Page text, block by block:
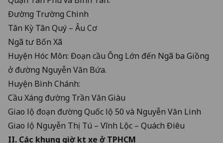
Đường Trường Chinh
Tân Kỳ Tân Quý – Âu Cơ
Ngã tư Bốn Xã
Huyện Hóc Môn: Đoạn cầu Ông Lớn đến Ngã ba Giồng
ở đường Nguyễn Văn Bứa.
Huyện Bình Chánh:
Cầu Xáng đường Trần Văn Giàu
Giao lộ đoạn đường Quốc lộ 50 và Nguyễn Văn Linh
Giao lộ Nguyễn Thị Tú – Vĩnh Lộc – Quách Điêu
II. Các khung giờ kẹt xe ở TPHCM